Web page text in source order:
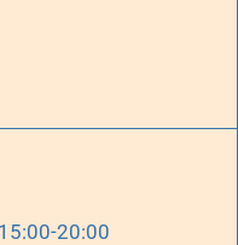
20:00